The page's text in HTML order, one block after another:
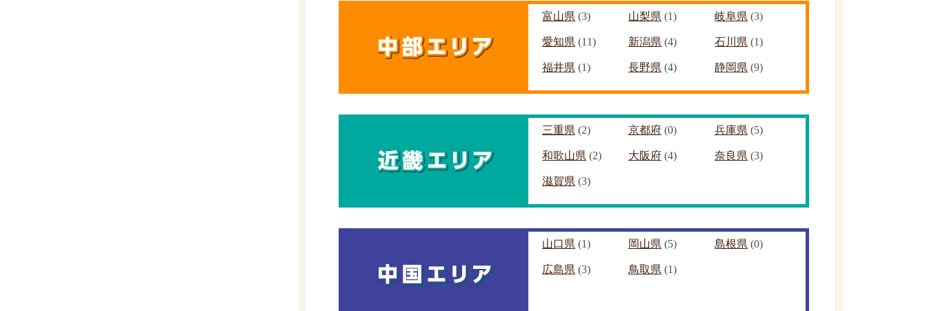
富山県 (3) 山梨県 (1) 岐阜県 (3)
愛知県 (11) 新潟県 (4) 石川県 (1)
福井県 (1) 長野県 (4) 静岡県 (9)
三重県 (2) 京都府 (0) 兵庫県 (5)
和歌山県 (2) 大阪府 (4) 奈良県 (3)
滋賀県 (3)
山口県 (1) 岡山県 (5) 島根県 (0)
広島県 (3) 鳥取県 (1)